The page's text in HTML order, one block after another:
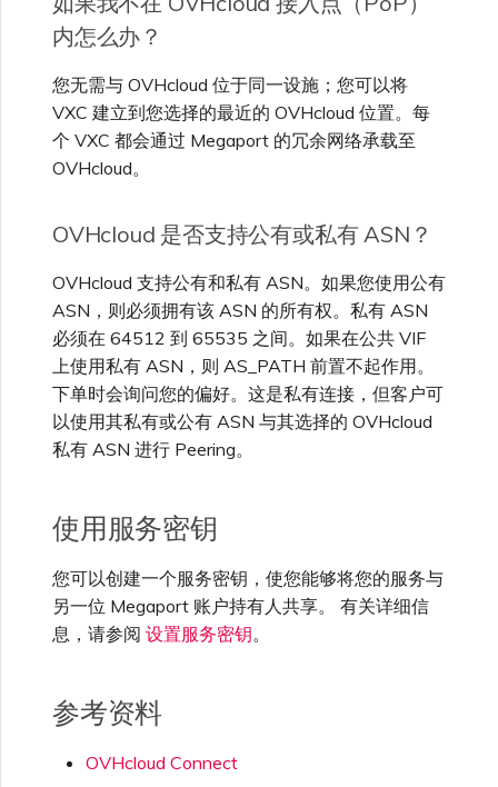
内怎么办？
您无需与 OVHcloud 位于同一设施；您可以将
VXC 建立到您选择的最近的 OVHcloud 位置。每
个 VXC 都会通过 Megaport 的冗余网络承载至
OVHcloud。
OVHcloud 是否支持公有或私有 ASN？
OVHcloud 支持公有和私有 ASN。如果您使用公有
ASN，则必须拥有该 ASN 的所有权。私有 ASN
必须在 64512 到 65535 之间。如果在公共 VIF
上使用私有 ASN，则 AS_PATH 前置不起作用。
下单时会询问您的偏好。这是私有连接，但客户可
以使用其私有或公有 ASN 与其选择的 OVHcloud
私有 ASN 进行 Peering。
使用服务密钥
您可以创建一个服务密钥，使您能够将您的服务与
另一位 Megaport 账户持有人共享。 有关详细信
息，请参阅 设置服务密钥。
参考资料
OVHcloud Connect